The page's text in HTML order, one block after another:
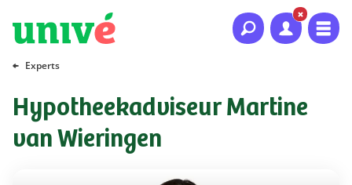
Naar hoofdinhoud
Naar hoofdnavigatie
Naar footer
Experts
Hypotheekadviseur Martine
van Wieringen